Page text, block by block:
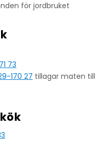
för jordbruket
73
170 27 tillagar maten till